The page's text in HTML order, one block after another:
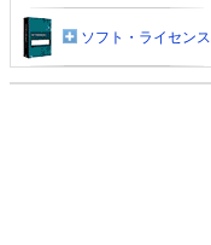
ソフト・ライセンス